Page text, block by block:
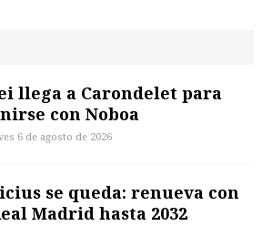
llega a Carondelet para
con Noboa
6 de agosto de 2026
se queda: renueva con
Madrid hasta 2032